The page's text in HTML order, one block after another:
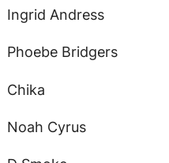
Ingrid Andress
Phoebe Bridgers
Chika
Noah Cyrus